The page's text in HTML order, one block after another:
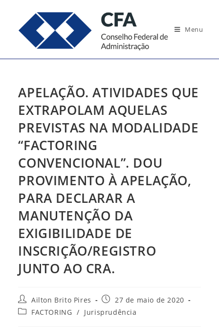
conteúdo
Menu
APELAÇÃO. ATIVIDADES QUE
EXTRAPOLAM AQUELAS
PREVISTAS NA MODALIDADE
“FACTORING
CONVENCIONAL”. DOU
PROVIMENTO À APELAÇÃO,
PARA DECLARAR A
MANUTENÇÃO DA
EXIGIBILIDADE DE
INSCRIÇÃO/REGISTRO
JUNTO AO CRA.
Autor
do
post:
Ailton Brito Pires
Post
publicado:
27 de maio de 2020
Categoria
FACTORING / Jurisprudência